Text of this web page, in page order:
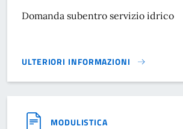
Domanda subentro servizio idrico
ULTERIORI INFORMAZIONI
DOMANDA SUBENTRO SERVIZIO IDRICO}
MODULISTICA